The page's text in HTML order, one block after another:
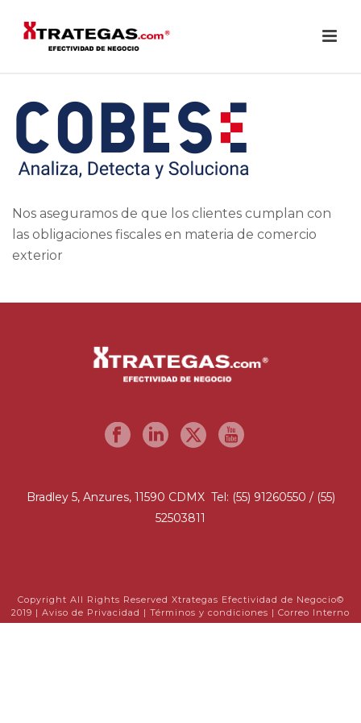
Nos aseguramos de que los clientes cumplan con
las obligaciones fiscales en materia de comercio
exterior
Bradley 5, Anzures, 11590 CDMX Tel: (55) 91260550 / (55)
52503811
Copyright All Rights Reserved Xtrategas Efectividad de Negocio©
2019 | Aviso de Privacidad | Términos y condiciones | Correo Interno